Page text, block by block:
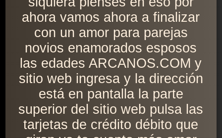
ahora vamos ahora a finalizar
con un amor para parejas
novios enamorados esposos
las edades ARCANOS.COM y
sitio web ingresa y la dirección
está en pantalla la parte
superior del sitio web pulsa las
tarjetas de crédito débito que